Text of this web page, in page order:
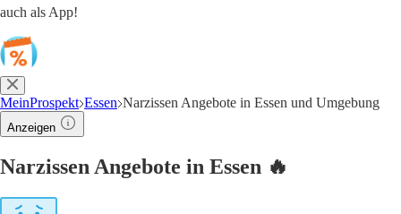
auch als App!
MeinProspekt Essen Narzissen Angebote in Essen und Umgebung
Anzeigen
Narzissen Angebote in Essen 🔥